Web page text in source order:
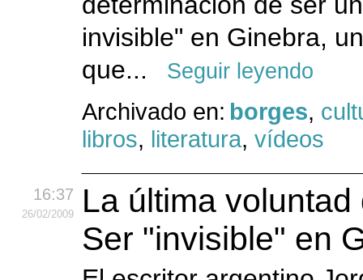
invisible" en Ginebra,
que...
Seguir leyendo
Archivado en: borges,
libros, literatura, vídeos
16:37
26/02/2009
La última
Ser "invisible" en